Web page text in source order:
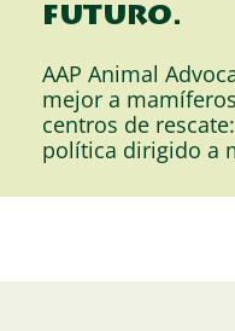
futuro.
AAP Animal
mejor a
centros de
política dirigido a